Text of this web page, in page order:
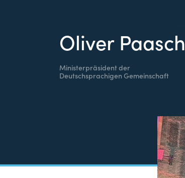
Oliver Paasch
Ministerpräsident der
Deutschsprachigen Gemeinschaft